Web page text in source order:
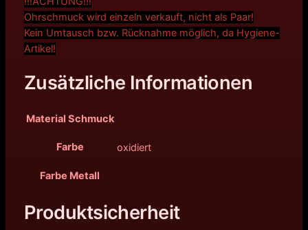
Ohrschmuck wird einzeln verkauft, nicht als Paar!
Kein Umtausch bzw. Rücknahme möglich, da Hygiene-
Artikel!
Zusätzliche Informationen
Material Schmuck
Farbe oxidiert
Farbe Metall
Produktsicherheit